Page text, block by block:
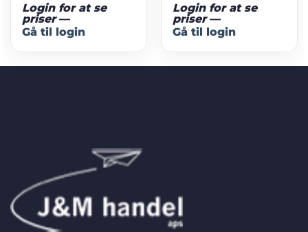
Login for at se
priser—
Gå til login
Login for at se
priser—
Gå til login